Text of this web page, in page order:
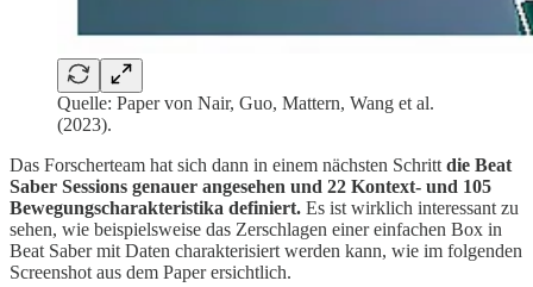
Quelle: Paper von Nair, Guo, Mattern, Wang et al.
(2023).
Das Forscherteam hat sich dann in einem nächsten Schritt die Beat
Saber Sessions genauer angesehen und 22 Kontext- und 105
Bewegungscharakteristika definiert. Es ist wirklich interessant zu
sehen, wie beispielsweise das Zerschlagen einer einfachen Box in
Beat Saber mit Daten charakterisiert werden kann, wie im folgenden
Screenshot aus dem Paper ersichtlich.